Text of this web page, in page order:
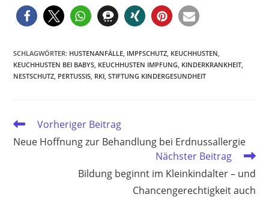
SCHLAGWÖRTER: HUSTENANFÄLLE IMPFSCHUTZ KEUCHHUSTEN
KEUCHHUSTEN BEI BABYS KEUCHHUSTEN IMPFUNG KINDERKRANKHEIT
NESTSCHUTZ PERTUSSIS RKI STIFTUNG KINDERGESUNDHEIT
Weitere
ansehen
Vorheriger Beitrag
Neue Hoffnung zur Behandlung bei Erdnussallergie
Nächster Beitrag
Bildung beginnt im Kleinkindalter – und
Chancengerechtigkeit auch